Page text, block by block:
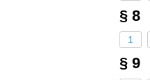
§ 8
1
§ 9